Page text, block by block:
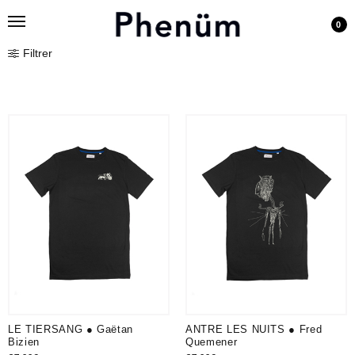
0
Filtrer
LE TIERSANG ● Gaëtan
Bizien
ANTRE LES NUITS ● Fred
Quemener